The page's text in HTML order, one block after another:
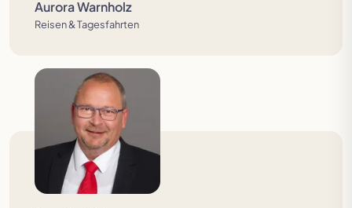
Aurora Warnholz
Reisen & Tagesfahrten